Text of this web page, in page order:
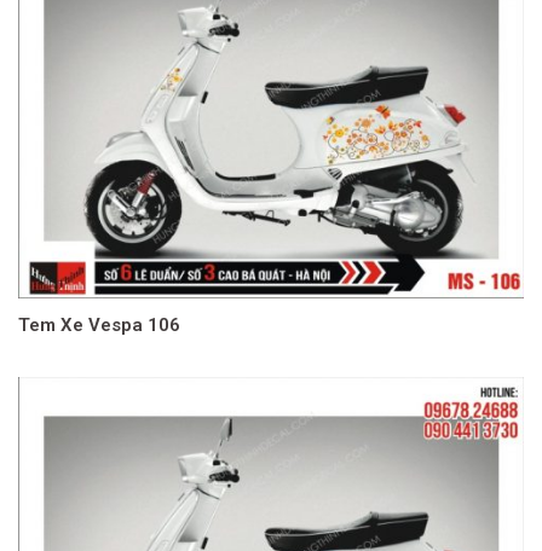
Tem Xe Vespa 106